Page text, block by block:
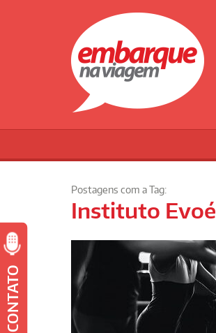
Postagens com a Tag:
Instituto Evoé
CONTATO